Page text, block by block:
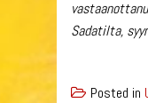
Sadatilta,
Posted in